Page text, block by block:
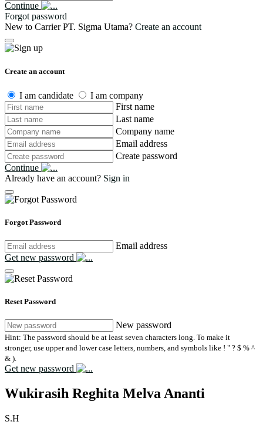
Continue
Forgot password
New to Carrier PT. Sigma Utama? Create an account
Create an account
I am candidate
I am company
First name
Last name
Company name
Email address
Create password
Continue
Already have an account? Sign in
Forgot Password
Email address
Get new password
Reset Password
New password
Hint: The password should be at least seven characters long. To make it
stronger, use upper and lower case letters, numbers, and symbols like ! " ? $ % ^
& ).
Get new password
Wukirasih Reghita Melva Ananti
S.H